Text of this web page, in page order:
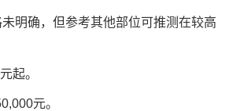
明确，但参考其他部位可推测在较高
起。
元。